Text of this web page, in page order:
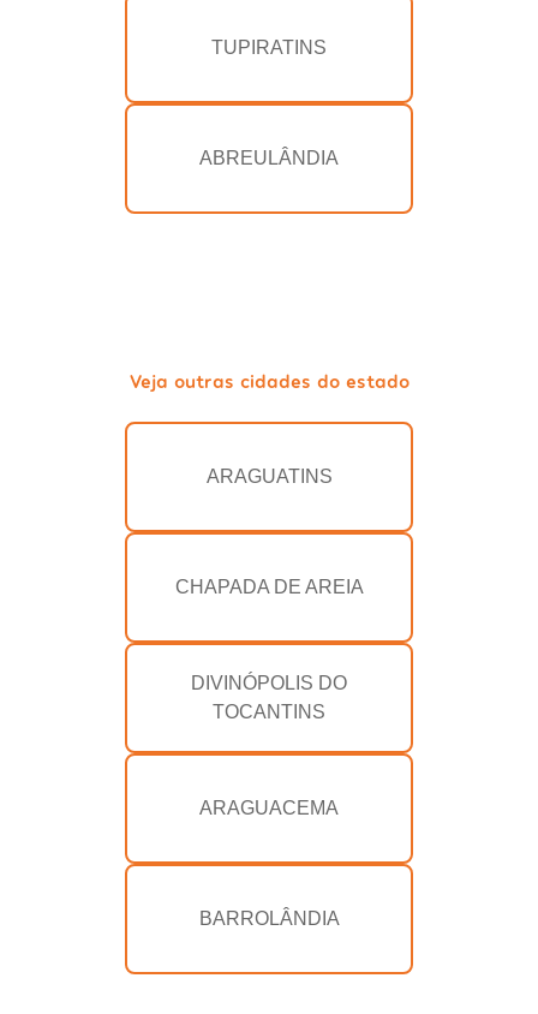
TUPIRATINS
ABREULÂNDIA
Veja outras cidades do estado
ARAGUATINS
CHAPADA DE AREIA
DIVINÓPOLIS DO
TOCANTINS
ARAGUACEMA
BARROLÂNDIA